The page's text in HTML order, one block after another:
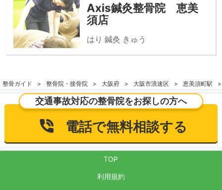
Axis鍼灸整骨院 恵美
須店
はり 鍼灸 きゅう
整骨ガイド 整骨院・接骨院 大阪府 大阪市浪速区 恵美須町駅
交通事故対応の整骨院をお探しの方へ
電話で無料相談する
TOP
利用規約